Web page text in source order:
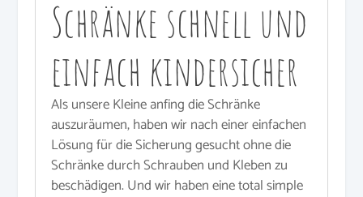
Schränke schnell und
einfach kindersicher
Als unsere Kleine anfing die Schränke
auszuräumen, haben wir nach einer einfachen
Lösung für die Sicherung gesucht ohne die
Schränke durch Schrauben und Kleben zu
beschädigen. Und wir haben eine total simple